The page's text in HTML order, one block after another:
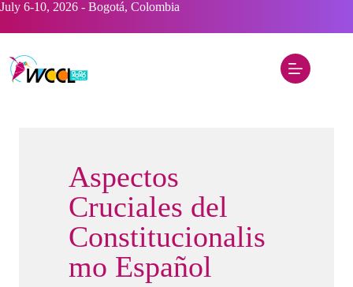
Saltar
contenido
July 6-10, 2026 - Bogotá, Colombia
Aspectos
Cruciales del
Constitucionalis
mo Español